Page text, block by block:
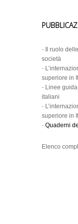
-
Il ruolo
società
-
superiore in
- Linee
italiani
-
superiore in
- Quaderni
Elenco